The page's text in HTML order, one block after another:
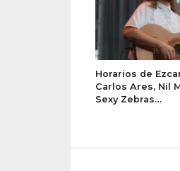
Horarios de
Carlos Ares, Nil
Sexy Zebras…